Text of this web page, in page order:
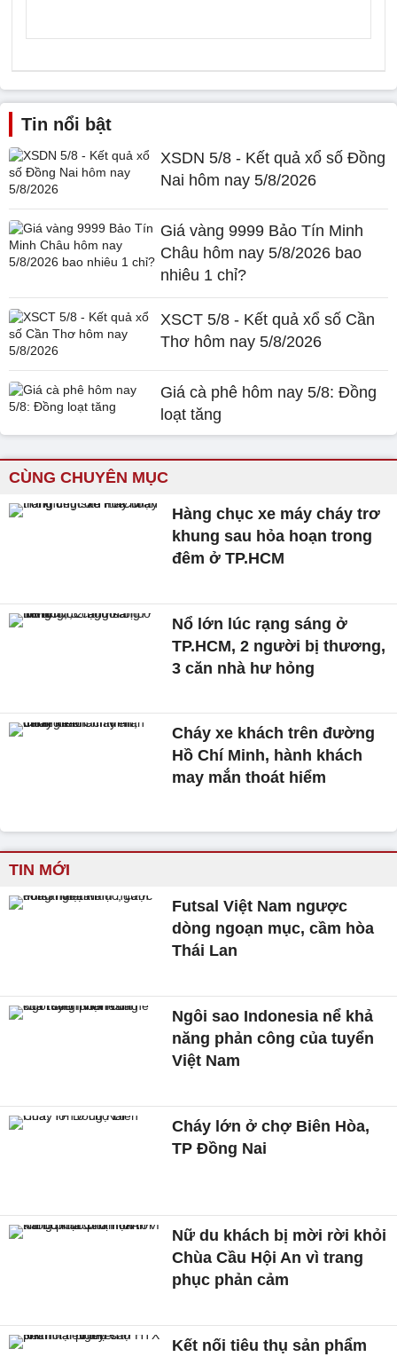
Tin nổi bật
XSDN 5/8 - Kết quả xổ số Đồng
Nai hôm nay 5/8/2026
Giá vàng 9999 Bảo Tín Minh
Châu hôm nay 5/8/2026 bao
nhiêu 1 chỉ?
XSCT 5/8 - Kết quả xổ số Cần
Thơ hôm nay 5/8/2026
Giá cà phê hôm nay 5/8: Đồng
loạt tăng
CÙNG CHUYÊN MỤC
Hàng chục xe máy cháy trơ
khung sau hỏa hoạn trong
đêm ở TP.HCM
Nổ lớn lúc rạng sáng ở
TP.HCM, 2 người bị thương,
3 căn nhà hư hỏng
Cháy xe khách trên đường
Hồ Chí Minh, hành khách
may mắn thoát hiểm
TIN MỚI
Futsal Việt Nam ngược
dòng ngoạn mục, cầm hòa
Thái Lan
Ngôi sao Indonesia nể khả
năng phản công của tuyển
Việt Nam
Cháy lớn ở chợ Biên Hòa,
TP Đồng Nai
Nữ du khách bị mời rời khỏi
Chùa Cầu Hội An vì trang
phục phản cảm
Kết nối tiêu thụ sản phẩm